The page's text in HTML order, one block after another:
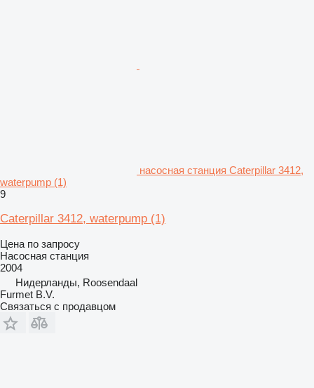
насосная станция Caterpillar 3412,
waterpump (1)
9
Caterpillar 3412, waterpump (1)
Цена по запросу
Насосная станция
2004
Нидерланды, Roosendaal
Furmet B.V.
Связаться с продавцом